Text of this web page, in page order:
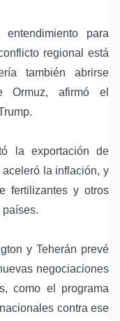
para
regional está
también abrirse
Ormuz, afirmó el
.
la exportación de
la inflación, y
fertilizantes y otros
países.
y Teherán prevé
negociaciones
como el programa
contra ese